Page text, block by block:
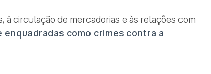
circulação de mercadorias e às relações com
como crimes contra a